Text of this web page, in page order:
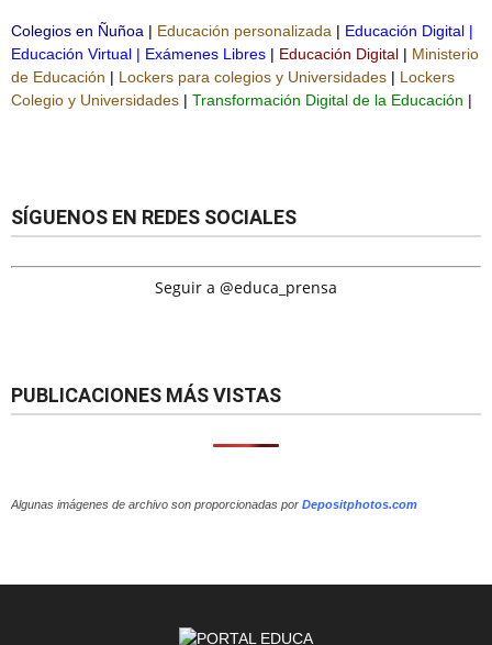
Colegios en Ñuñoa | Educación personalizada | Educación Digital |
Educación Virtual | Exámenes Libres | Educación Digital | Ministerio
de Educación | Lockers para colegios y Universidades | Lockers
Colegio y Universidades | Transformación Digital de la Educación |
SÍGUENOS EN REDES SOCIALES
Seguir a @educa_prensa
PUBLICACIONES MÁS VISTAS
Algunas imágenes de archivo son proporcionadas por Depositphotos.com